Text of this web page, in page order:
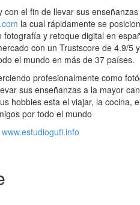
con el fin de llevar sus
la cual rápidamente se
fotografía y retoque digital en
con un Trustscore de 4.9/5
el mundo en más de 37 países.
profesionalmente como
sus enseñanzas a la mayor
hobbies esta el viajar, la cocina,
por todo el mundo
www.estudioguti.info